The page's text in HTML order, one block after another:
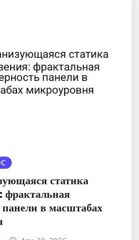
статика
фрактальная
панели в масштабах